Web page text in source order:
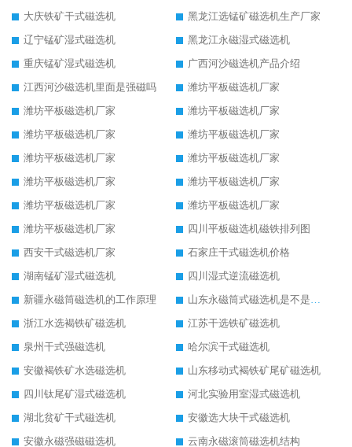
大庆铁矿干式磁选机
黑龙江选锰矿磁选机生产厂家
辽宁锰矿湿式磁选机
黑龙江永磁湿式磁选机
重庆锰矿湿式磁选机
广西河沙磁选机产品介绍
江西河沙磁选机里面是强磁吗
潍坊平板磁选机厂家
潍坊平板磁选机厂家
潍坊平板磁选机厂家
潍坊平板磁选机厂家
潍坊平板磁选机厂家
潍坊平板磁选机厂家
潍坊平板磁选机厂家
潍坊平板磁选机厂家
潍坊平板磁选机厂家
潍坊平板磁选机厂家
潍坊平板磁选机厂家
潍坊平板磁选机厂家
四川平板磁选机磁铁排列图
西安干式磁选机厂家
石家庄干式磁选机价格
湖南锰矿湿式磁选机
四川湿式逆流磁选机
新疆永磁筒磁选机的工作原理
山东永磁筒式磁选机是不是强磁
浙江水选褐铁矿磁选机
江苏干选铁矿磁选机
泉州干式强磁选机
哈尔滨干式磁选机
安徽褐铁矿水选磁选机
山东移动式褐铁矿尾矿磁选机
四川钛尾矿湿式磁选机
河北实验用室湿式磁选机
湖北贫矿干式磁选机
安徽选大块干式磁选机
安徽永磁强磁磁选机
云南永磁滚筒磁选机结构